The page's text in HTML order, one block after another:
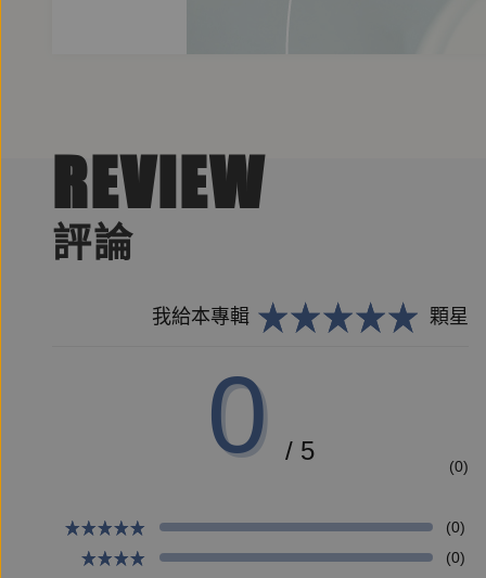
REVIEW
評論
我給本專輯 顆星
0 / 5
(0)
(0)
(0)